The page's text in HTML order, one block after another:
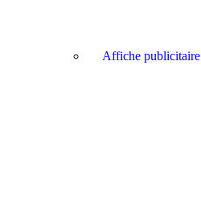
Affiche publicitaire